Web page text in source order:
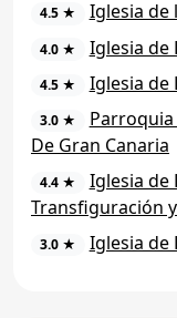
4.5 ★ Iglesia de
4.0 ★ Iglesia de
4.5 ★ Iglesia de
3.0 ★
Parroquia
De Gran Canaria
4.4 ★
Iglesia de
Transfiguración
3.0 ★ Iglesia de